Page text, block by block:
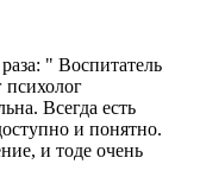
" Воспитатель
психолог
Всегда есть
и понятно.
и тоде очень